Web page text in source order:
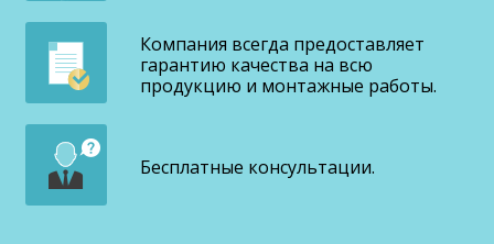
Компания всегда предоставляет
гарантию качества на всю
продукцию и монтажные работы.
Бесплатные консультации.